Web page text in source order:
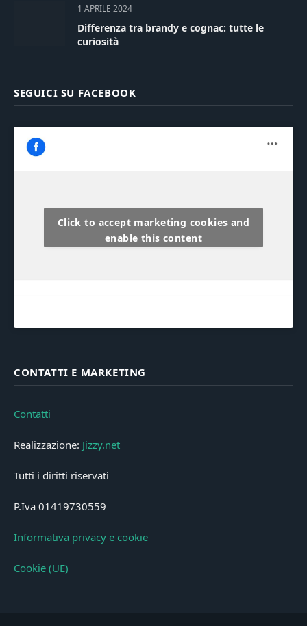
1 APRILE 2024
Differenza tra brandy e cognac: tutte le
curiosità
SEGUICI SU FACEBOOK
Click to accept marketing cookies and
enable this content
CONTATTI E MARKETING
Contatti
Realizzazione: Jizzy.net
Tutti i diritti riservati
P.Iva 01419730559
Informativa privacy e cookie
Cookie (UE)